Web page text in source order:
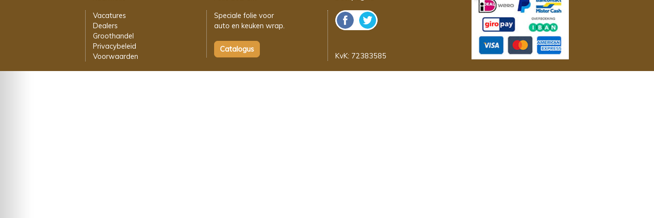
Vacatures
Dealers
Groothandel
Privacybeleid
Voorwaarden
Speciale folie voor
auto en keuken wrap.
KvK: 72383585